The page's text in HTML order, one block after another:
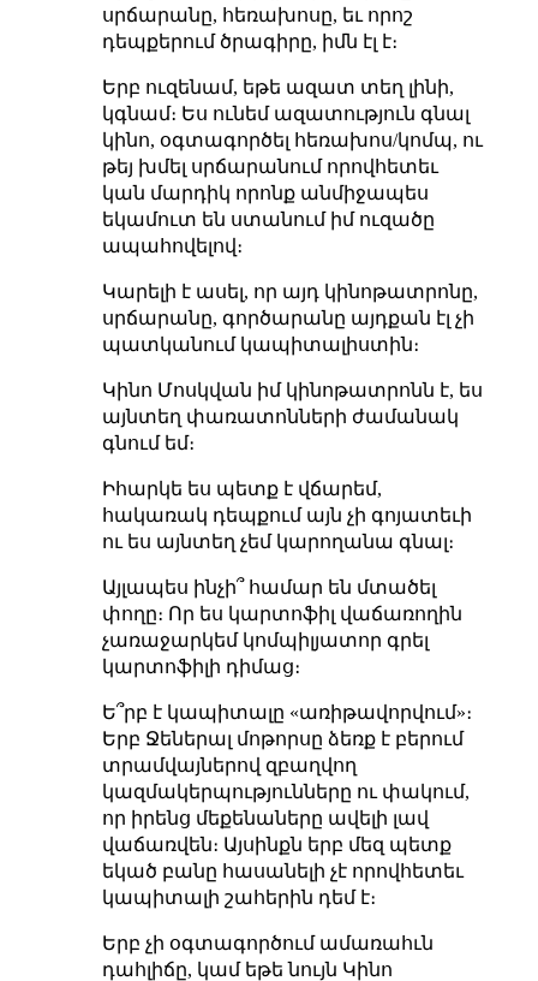
սրճարանը, հեռախոսը, եւ որոշ
դեպքերում ծրագիրը, իմն էլ է։
Երբ ուզենամ, եթե ազատ տեղ լինի,
կգնամ։ Ես ունեմ ազատություն գնալ
կինո, օգտագործել հեռախոս/կոմպ, ու
թեյ խմել սրճարանում որովհետեւ
կան մարդիկ որոնք անմիջապես
եկամուտ են ստանում իմ ուզածը
ապահովելով։
Կարելի է ասել, որ այդ կինոթատրոնը,
սրճարանը, գործարանը այդքան էլ չի
պատկանում կապիտալիստին։
Կինո Մոսկվան իմ կինոթատրոնն է, ես
այնտեղ փառատոնների ժամանակ
գնում եմ։
Իհարկե ես պետք է վճարեմ,
հակառակ դեպքում այն չի գոյատեւի
ու ես այնտեղ չեմ կարողանա գնալ։
Այլապես ինչի՞ համար են մտածել
փողը։ Որ ես կարտոֆիլ վաճառողին
չառաջարկեմ կոմպիլյատոր գրել
կարտոֆիլի դիմաց։
Ե՞րբ է կապիտալը «առիթավորվում»։
Երբ Ջեներալ մոթորսը ձեռք է բերում
տրամվայներով զբաղվող
կազմակերպությունները ու փակում,
որ իրենց մեքենաները ավելի լավ
վաճառվեն։ Այսինքն երբ մեզ պետք
եկած բանը հասանելի չէ որովհետեւ
կապիտալի շահերին դեմ է։
Երբ չի օգտագործում ամառահւն
դահլիճը, կամ եթե նույն Կինո